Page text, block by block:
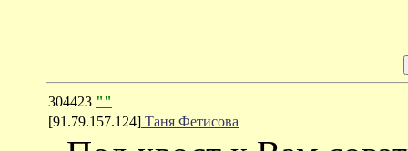
304423 ""
[91.79.157.124] Таня Фетисова